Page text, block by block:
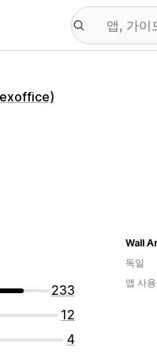
233
12
4
Wall
독일
앱 사